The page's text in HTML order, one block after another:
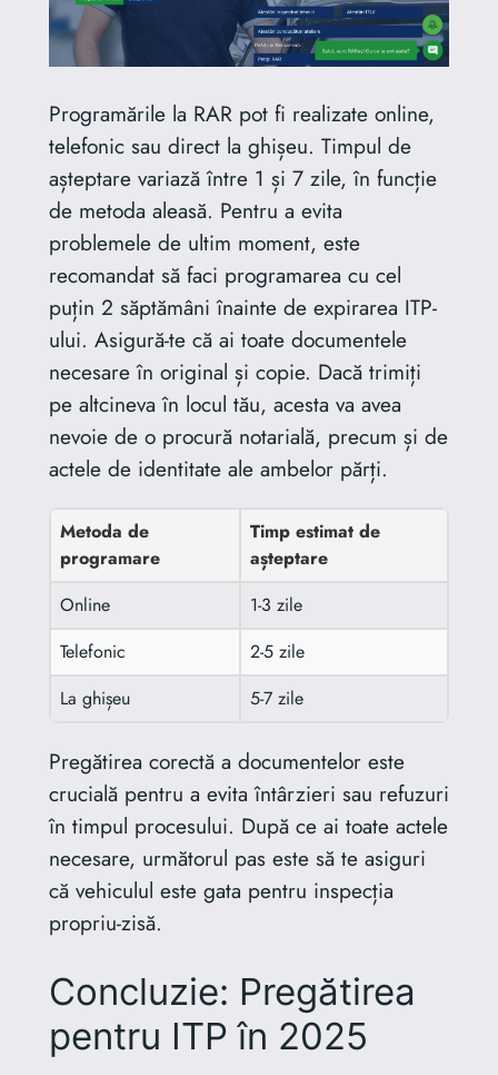
Programările la RAR pot fi realizate online,
telefonic sau direct la ghișeu. Timpul de
așteptare variază între 1 și 7 zile, în funcție
de metoda aleasă. Pentru a evita
problemele de ultim moment, este
recomandat să faci programarea cu cel
puțin 2 săptămâni înainte de expirarea ITP-
ului. Asigură-te că ai toate documentele
necesare în original și copie. Dacă trimiți
pe altcineva în locul tău, acesta va avea
nevoie de o procură notarială, precum și de
actele de identitate ale ambelor părți.
Metoda de
programare
Timp estimat de
așteptare
Online
1-3 zile
Telefonic
2-5 zile
La ghișeu
5-7 zile
Pregătirea corectă a documentelor este
crucială pentru a evita întârzieri sau refuzuri
în timpul procesului. După ce ai toate actele
necesare, următorul pas este să te asiguri
că vehiculul este gata pentru inspecția
propriu-zisă.
Concluzie: Pregătirea
pentru ITP în 2025